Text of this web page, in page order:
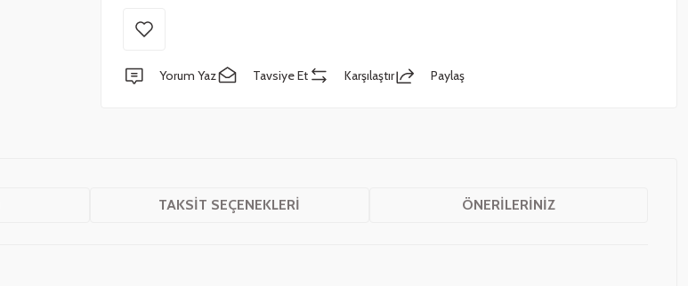
Yorum Yaz Tavsiye Et Karşılaştır Paylaş
TAKSIT SEÇENEKLERI ÖNERILERINIZ